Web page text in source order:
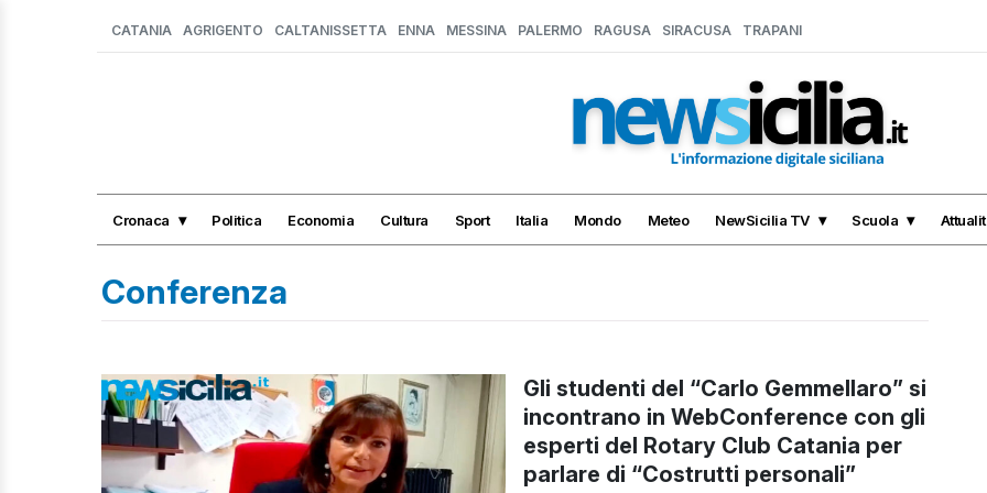
CATANIA AGRIGENTO CALTANISSETTA ENNA MESSINA PALERMO RAGUSA SIRACUSA TRAPANI
Cronaca Politica Economia Cultura Sport Italia Mondo Meteo NewSicilia TV Scuola
Conferenza
Gli studenti del “Carlo Gemmellaro” si
incontrano in WebConference con gli
esperti del Rotary Club Catania per
parlare di “Costrutti personali”